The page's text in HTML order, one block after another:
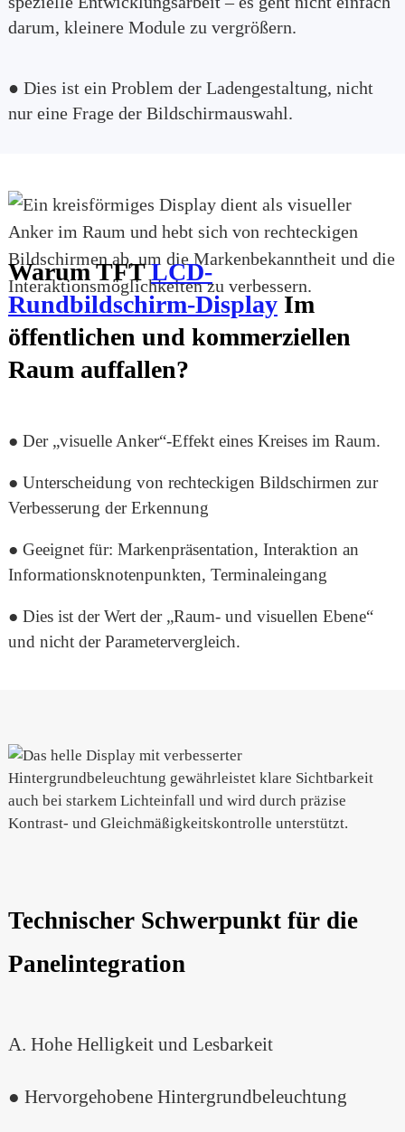
darum, kleinere Module zu vergrößern.
● Dies ist ein Problem der Ladengestaltung, nicht
nur eine Frage der Bildschirmauswahl.
Warum TFT LCD-
Rundbildschirm-Display Im
öffentlichen und kommerziellen
Raum auffallen?
● Der „visuelle Anker“-Effekt eines Kreises im Raum.
● Unterscheidung von rechteckigen Bildschirmen zur
Verbesserung der Erkennung
● Geeignet für: Markenpräsentation, Interaktion an
Informationsknotenpunkten, Terminaleingang
● Dies ist der Wert der „Raum- und visuellen Ebene“
und nicht der Parametervergleich.
Technischer Schwerpunkt für die
Panelintegration
A. Hohe Helligkeit und Lesbarkeit
● Hervorgehobene Hintergrundbeleuchtung